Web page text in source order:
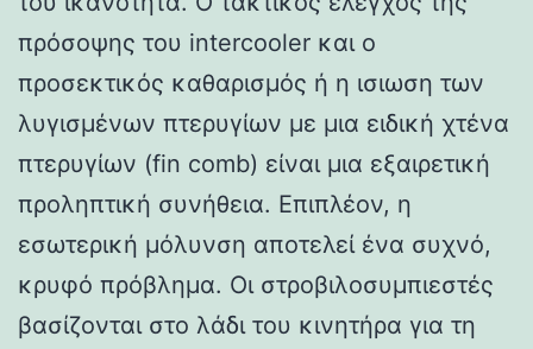
πρόσοψης του intercooler και ο
προσεκτικός καθαρισμός ή η ισιωση των
λυγισμένων πτερυγίων με μια ειδική χτένα
πτερυγίων (fin comb) είναι μια εξαιρετική
προληπτική συνήθεια. Επιπλέον, η
εσωτερική μόλυνση αποτελεί ένα συχνό,
κρυφό πρόβλημα. Οι στροβιλοσυμπιεστές
βασίζονται στο λάδι του κινητήρα για τη